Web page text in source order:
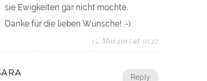
sie Ewigkeiten gar nicht mochte.
Danke für die lieben Wünsche! :-)
15. Mai 2015 at 10:27
Reply